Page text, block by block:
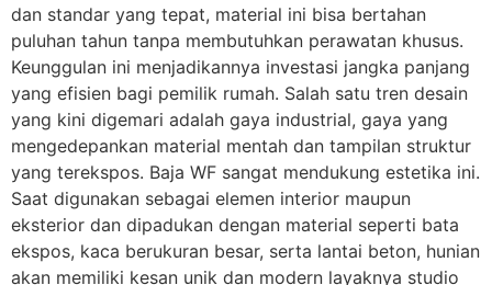
dan standar yang tepat, material ini bisa bertahan
puluhan tahun tanpa membutuhkan perawatan khusus.
Keunggulan ini menjadikannya investasi jangka panjang
yang efisien bagi pemilik rumah. Salah satu tren desain
yang kini digemari adalah gaya industrial, gaya yang
mengedepankan material mentah dan tampilan struktur
yang terekspos. Baja WF sangat mendukung estetika ini.
Saat digunakan sebagai elemen interior maupun
eksterior dan dipadukan dengan material seperti bata
ekspos, kaca berukuran besar, serta lantai beton, hunian
akan memiliki kesan unik dan modern layaknya studio